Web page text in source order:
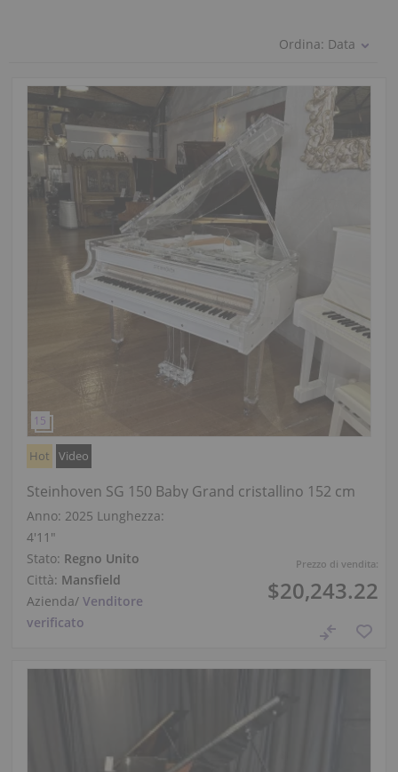
Ordina: Data
Prezzo di vendita:
$20,243.22
Hot Video
Steinhoven SG 150 Baby Grand cristallino 152 cm
Anno: 2025 Lunghezza:
4′11″
Stato: Regno Unito
Città: Mansfield
Azienda/ Venditore
verificato